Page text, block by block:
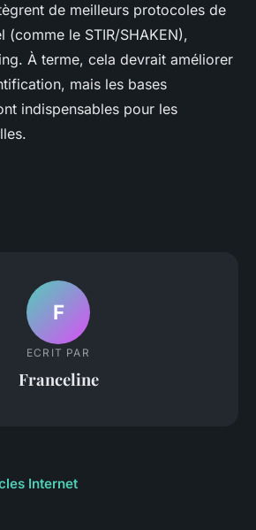
de meilleurs protocoles de
(comme le STIR/SHAKEN),
À terme, cela devrait améliorer
mais les bases
indispensables pour les
F
ECRIT PAR
Franceline
Internet